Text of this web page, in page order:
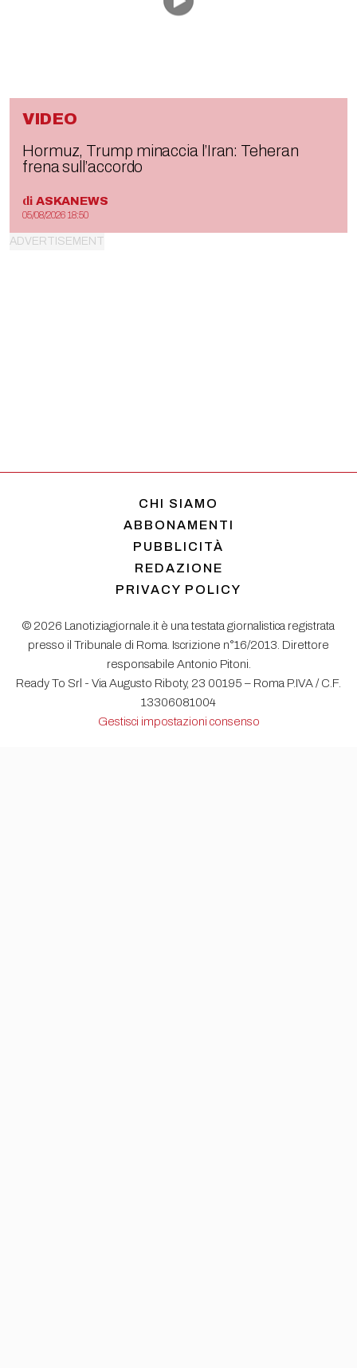
VIDEO
Hormuz, Trump minaccia l’Iran: Teheran
frena sull’accordo
di ASKANEWS
05/08/2026 18:50
CHI SIAMO
ABBONAMENTI
PUBBLICITÀ
REDAZIONE
PRIVACY POLICY
© 2026 Lanotiziagiornale.it è una testata giornalistica registrata
presso il Tribunale di Roma. Iscrizione n°16/2013. Direttore
responsabile Antonio Pitoni.
Ready To Srl - Via Augusto Riboty, 23 00195 – Roma P.IVA / C.F.
13306081004
Gestisci impostazioni consenso